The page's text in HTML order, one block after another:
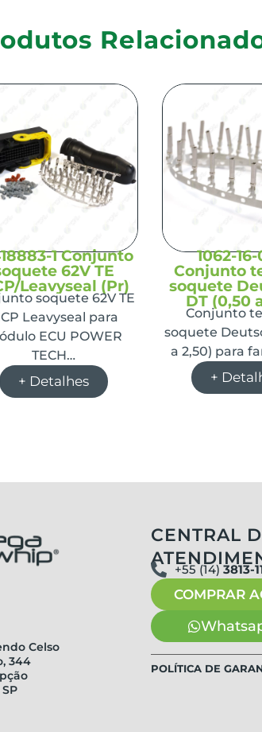
1 Conjunto
62V TE
Leavyseal (Pr)
soquete 62V TE
Leavyseal para
ECU POWER
TECH…
+ Detalhes
1062-
Conjunto
soquete
DT (0,50
Conjunto
soquete
a 2,50) para
+
Celso
344
CENTRAL
+55 (14)3813-
COMPRAR
POLÍTICA DE